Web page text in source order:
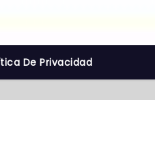
De Privacidad